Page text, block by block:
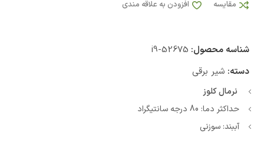
مقایسه افزودن به علاقه مندی
شناسه محصول: i9-52675
دسته: شیر برقی
نرمال کلوز
حداکثر دما: 80 درجه سانتیگراد
آببند: سوزنی